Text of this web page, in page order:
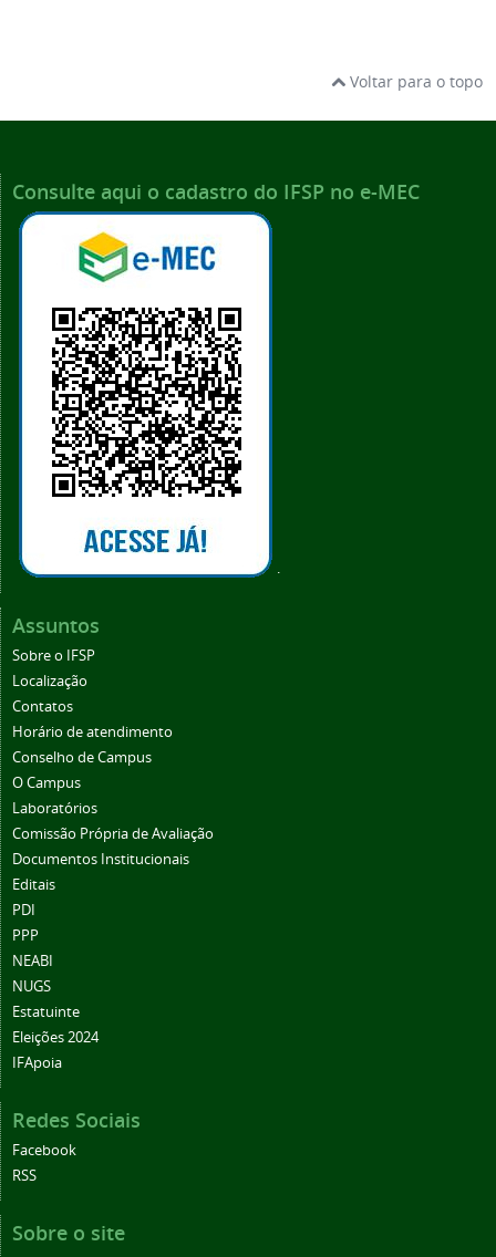
Voltar para o topo
Consulte aqui o cadastro do IFSP no e-MEC
.
Assuntos
Sobre o IFSP
Localização
Contatos
Horário de atendimento
Conselho de Campus
O Campus
Laboratórios
Comissão Própria de Avaliação
Documentos Institucionais
Editais
PDI
PPP
NEABI
NUGS
Estatuinte
Eleições 2024
IFApoia
Redes Sociais
Facebook
RSS
Sobre o site